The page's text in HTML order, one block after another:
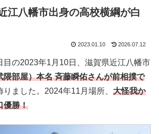
江八幡市出身の高校横綱が白
2023.01.10 2026.07.12
目の2023年1月10日、滋賀県近江八幡市
隈部屋）本名 斉藤瞬佑さんが前相撲で
りました。2024年11月場所、 大怪我か
優勝！